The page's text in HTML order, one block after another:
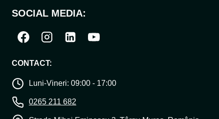
SOCIAL MEDIA:
CONTACT:
Luni-Vineri: 09:00 - 17:00
0265 211 682